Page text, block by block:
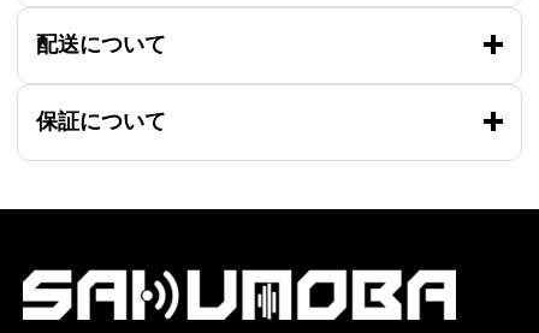
配送について
保証について